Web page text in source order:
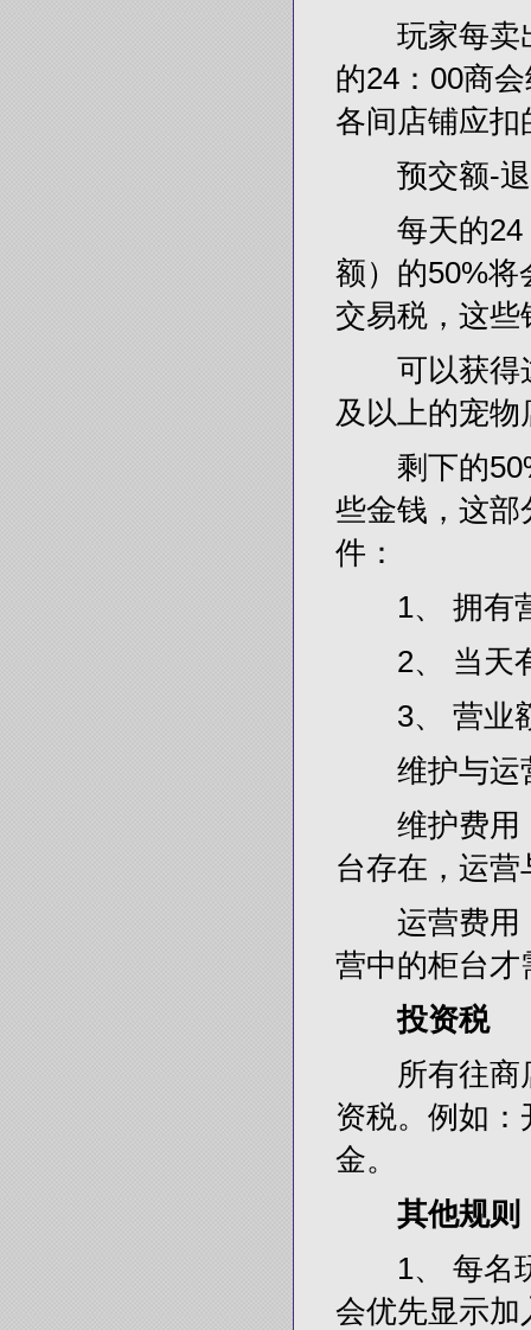
玩家每卖出
的24：00商
各间店铺应扣
预交额-退
每天的24：
额）的50%将
交易税，这些
可以获得这
及以上的宠物
剩下的50%
些金钱，这部
件：
1、 拥有
2、 当天
3、 营业额
维护与运
维护费用：
台存在，运
运营费用：
营中的柜台才
投资税
所有往商店
资税。例如
金。
其他规则
1、 每名玩
会优先显示加